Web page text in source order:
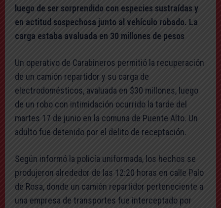
luego de ser sorprendido con especies sustraídas y
en actitud sospechosa junto al vehículo robado. La
carga estaba avaluada en 30 millones de pesos
Un operativo de Carabineros permitió la recuperación
de un camión repartidor y su carga de
electrodomésticos, avaluada en $30 millones, luego
de un robo con intimidación ocurrido la tarde del
martes 17 de junio en la comuna de Puente Alto. Un
adulto fue detenido por el delito de receptación.
Según informó la policía uniformada, los hechos se
produjeron alrededor de las 12:20 horas en calle Palo
de Rosa, donde un camión repartidor perteneciente a
una empresa de transportes fue interceptado por